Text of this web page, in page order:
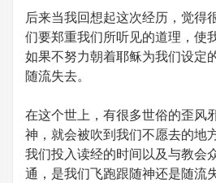
后来当我回想起这次经历，觉得
们要郑重我们所听见的道理，使
如果不努力朝着耶稣为我们设定
随流失去。
在这个世上，有很多世俗的歪风
神，就会被吹到我们不愿去的地
我们投入读经的时间以及与教会
通，是我们飞跑跟随神还是随流